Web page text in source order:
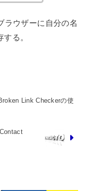
ラウザーに自分の名
る。
Link Checkerの使